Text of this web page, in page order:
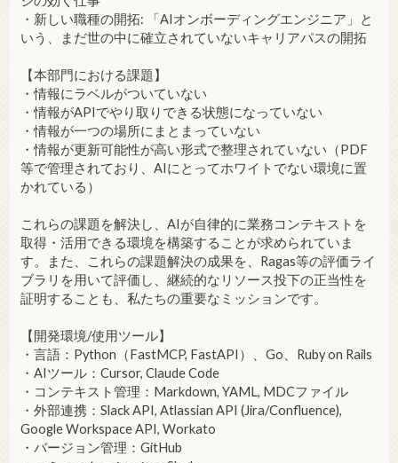
・新しい職種の開拓: 「AIオンボーディングエンジニア」と
いう、まだ世の中に確立されていないキャリアパスの開拓
【本部門における課題】
・情報にラベルがついていない
・情報がAPIでやり取りできる状態になっていない
・情報が一つの場所にまとまっていない
・情報が更新可能性が高い形式で整理されていない（PDF
等で管理されており、AIにとってホワイトでない環境に置
かれている）
これらの課題を解決し、AIが自律的に業務コンテキストを
取得・活用できる環境を構築することが求められていま
す。また、これらの課題解決の成果を、Ragas等の評価ライ
ブラリを用いて評価し、継続的なリソース投下の正当性を
証明することも、私たちの重要なミッションです。
【開発環境/使用ツール】
・言語：Python（FastMCP, FastAPI）、Go、Ruby on Rails
・AIツール：Cursor, Claude Code
・コンテキスト管理：Markdown, YAML, MDCファイル
・外部連携：Slack API, Atlassian API (Jira/Confluence),
Google Workspace API, Workato
・バージョン管理：GitHub